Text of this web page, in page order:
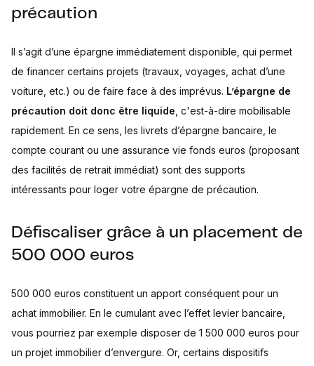
précaution
Il s’agit d’une épargne immédiatement disponible, qui permet
de financer certains projets (travaux, voyages, achat d’une
voiture, etc.) ou de faire face à des imprévus. L’épargne de
précaution doit donc être liquide , c'est-à-dire mobilisable
rapidement. En ce sens, les livrets d’épargne bancaire, le
compte courant ou une assurance vie fonds euros (proposant
des facilités de retrait immédiat) sont des supports
intéressants pour loger votre épargne de précaution.
Défiscaliser grâce à un placement de
500 000 euros
500 000 euros constituent un apport conséquent pour un
achat immobilier. En le cumulant avec l’effet levier bancaire,
vous pourriez par exemple disposer de 1 500 000 euros pour
un projet immobilier d’envergure. Or, certains dispositifs